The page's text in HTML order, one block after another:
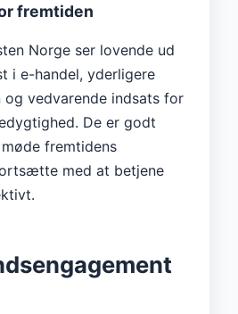
fremtiden
Norge ser lovende ud
i e-handel, yderligere
vedvarende indsats for
De er godt
fremtidens
med at betjene